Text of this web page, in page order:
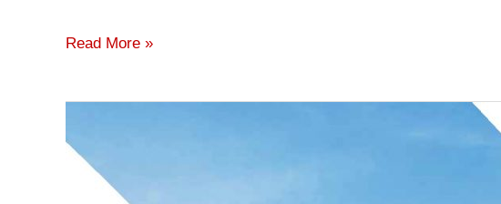
Read More »
Truk
Isuzu